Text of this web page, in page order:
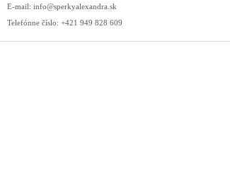
E-mail: info@sperkyalexandra.sk
Telefónne číslo: +421 949 828 609